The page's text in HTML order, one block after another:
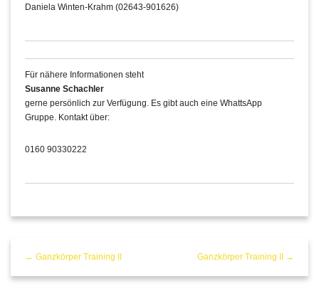
Daniela Winten-Krahm (02643-901626)
Für nähere Informationen steht
Susanne Schachler
gerne persönlich zur Verfügung. Es gibt auch eine WhattsApp
Gruppe. Kontakt über:
0160 90330222
← Ganzkörper Training II Ganzkörper Training II →